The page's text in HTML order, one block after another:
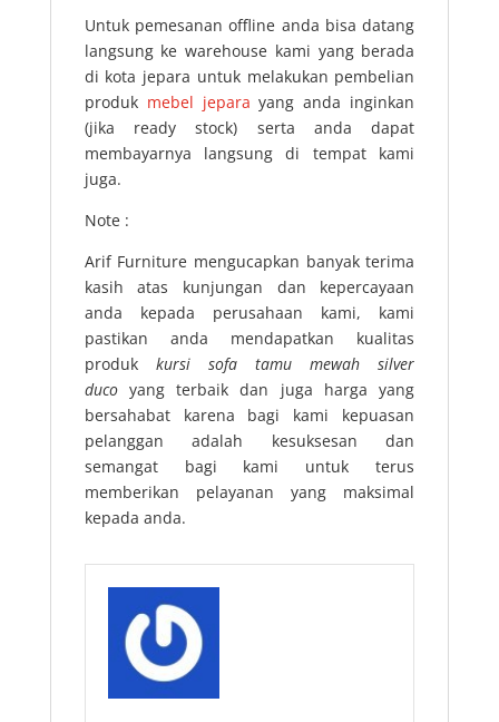
Untuk pemesanan offline anda bisa datang
langsung ke warehouse kami yang berada
di kota jepara untuk melakukan pembelian
produk mebel jepara yang anda inginkan
(jika ready stock) serta anda dapat
membayarnya langsung di tempat kami
juga.
Note :
Arif Furniture mengucapkan banyak terima
kasih atas kunjungan dan kepercayaan
anda kepada perusahaan kami, kami
pastikan anda mendapatkan kualitas
produk kursi sofa tamu mewah silver
ducoyang terbaik dan juga harga yang
bersahabat karena bagi kami kepuasan
pelanggan adalah kesuksesan dan
semangat bagi kami untuk terus
memberikan pelayanan yang maksimal
kepada anda.